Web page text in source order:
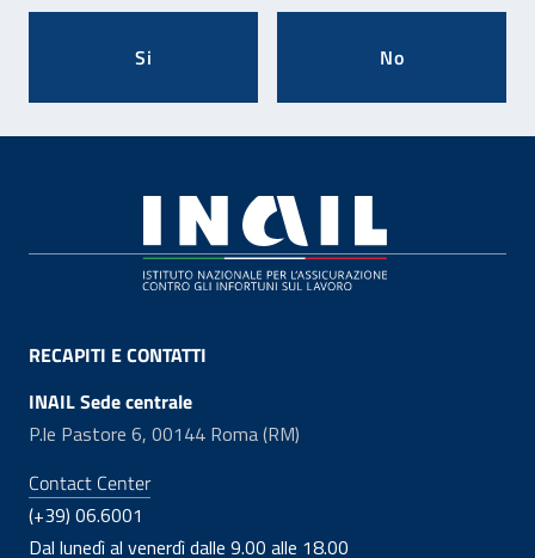
Si No
RECAPITI E CONTATTI
INAIL Sede centrale
P.le Pastore 6, 00144 Roma (RM)
Contact Center
(+39) 06.6001
Dal lunedì al venerdì dalle 9.00 alle 18.00